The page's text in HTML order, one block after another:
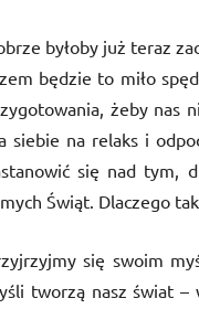
byłoby już teraz
będzie to miło
żeby nas
siebie na relaks i
się nad tym,
Świąt. Dlaczego
się swoim
tworzą nasz świat –